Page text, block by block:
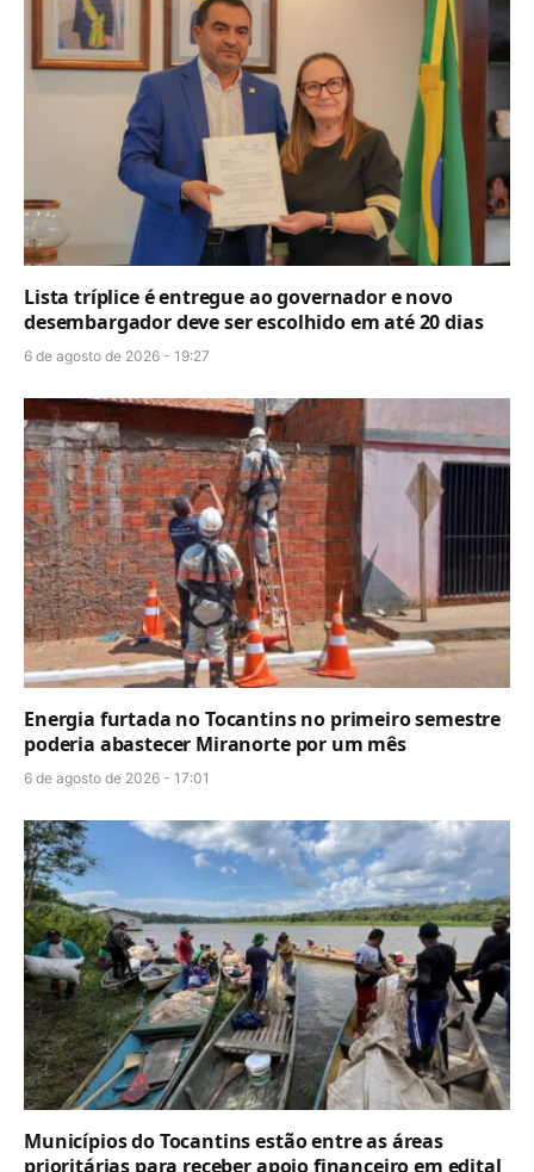
Lista tríplice é entregue ao governador e novo
desembargador deve ser escolhido em até 20 dias
6 de agosto de 2026 - 19:27
Energia furtada no Tocantins no primeiro semestre
poderia abastecer Miranorte por um mês
6 de agosto de 2026 - 17:01
Municípios do Tocantins estão entre as áreas
prioritárias para receber apoio financeiro em edital